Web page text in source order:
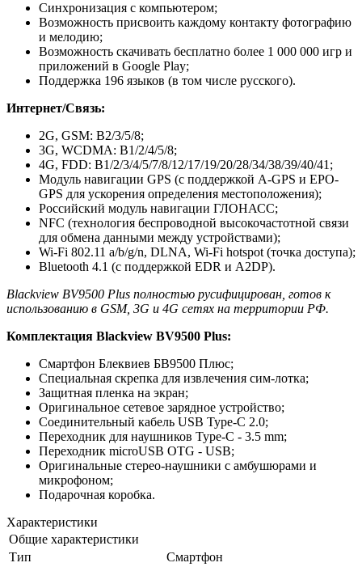
Синхронизация с компьютером;
Возможность присвоить каждому контакту фотографию
и мелодию;
Возможность скачивать бесплатно более 1 000 000 игр и
приложений в Google Play;
Поддержка 196 языков (в том числе русского).
Интернет/Связь:
2G, GSM: B2/3/5/8;
3G, WCDMA: B1/2/4/5/8;
4G, FDD: B1/2/3/4/5/7/8/12/17/19/20/28/34/38/39/40/41;
Модуль навигации GPS (с поддержкой A-GPS и EPO-
GPS для ускорения определения местоположения);
Российский модуль навигации ГЛОНАСС;
NFC (технология беспроводной высокочастотной связи
для обмена данными между устройствами);
Wi-Fi 802.11 a/b/g/n, DLNA, Wi-Fi hotspot (точка доступа);
Bluetooth 4.1 (с поддержкой EDR и A2DP).
Blackview BV9500 Plus полностью русифицирован, готов к
использованию в GSM, 3G и 4G сетях на территории РФ.
Комплектация Blackview BV9500 Plus:
Смартфон Блеквиев БВ9500 Плюс;
Специальная скрепка для извлечения сим-лотка;
Защитная пленка на экран;
Оригинальное сетевое зарядное устройство;
Соединительный кабель USB Type-C 2.0;
Переходник для наушников Type-C - 3.5 mm;
Переходник microUSB OTG - USB;
Оригинальные стерео-наушники с амбушюрами и
микрофоном;
Подарочная коробка.
Характеристики
Общие характеристики
Тип
Смартфон